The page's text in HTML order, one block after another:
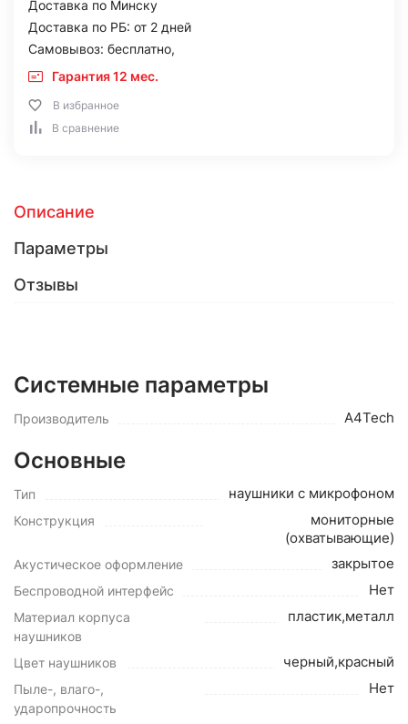
Доставка по Минску
Доставка по РБ: от 2 дней
Самовывоз: бесплатно,
Гарантия 12 мес.
В избранное
В сравнение
Описание
Параметры
Отзывы
Системные параметры
Производитель A4Tech
Основные
Тип наушники с микрофоном
Конструкция
мониторные
(охватывающие)
Акустическое оформление закрытое
Беспроводной интерфейс Нет
Материал корпуса
наушников
пластик,металл
Цвет наушников черный,красный
Пыле-, влаго-,
ударопрочность
Нет